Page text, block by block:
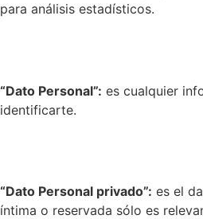
para análisis estadísticos.
“Dato Personal”: es cualquier
identificarte.
“Dato Personal privado”: es el
íntima o reservada sólo es